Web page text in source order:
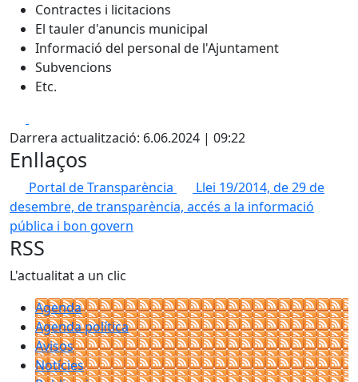
Contractes i licitacions
El tauler d'anuncis municipal
Informació del personal de l'Ajuntament
Subvencions
Etc.
Darrera actualització: 6.06.2024 | 09:22
Enllaços
Portal de Transparència
Llei 19/2014, de 29 de
desembre, de transparència, accés a la informació
pública i bon govern
RSS
L'actualitat a un clic
Agenda
Agenda política
Avisos
Notícies